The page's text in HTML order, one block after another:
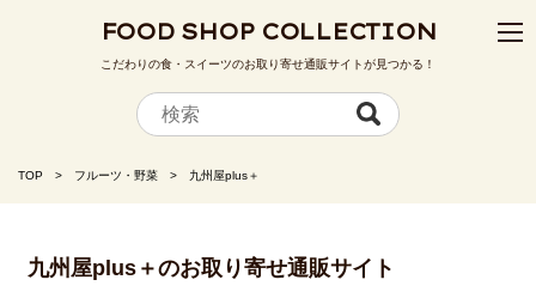
FOOD SHOP COLLECTION
こだわりの食・スイーツのお取り寄せ通販サイトが見つかる！
TOP フルーツ・野菜 九州屋plus＋
九州屋plus＋のお取り寄せ通販サイト